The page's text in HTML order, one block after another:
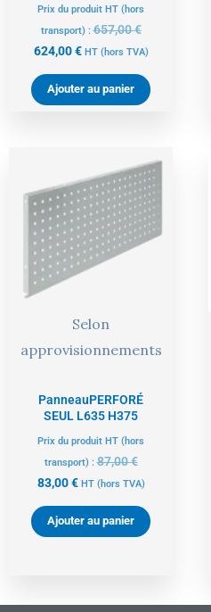
Prix du produit HT (hors
transport) :657,00€
624,00€ HT (hors TVA)
Ajouter au panier
Selon
approvisionnements
PanneauPERFORÉ
SEUL L635 H375
Prix du produit HT (hors
transport) :87,00€
prix
initial
était :
87,00 €.
83,00€
prix
actuel
est :
83,00 €.
HT (hors TVA)
Ajouter au panier